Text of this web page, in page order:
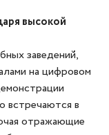
высокой
заведений,
на цифровом
встречаются в
отражающие